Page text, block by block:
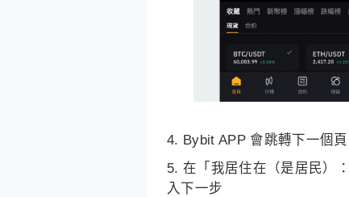
Bybit APP 會跳轉下一個
在「我居住在（是居民）
入下一步